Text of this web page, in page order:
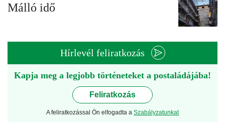
Málló idő
Hírlevél feliratkozás
Kapja meg a legjobb történeteket a postaládájába!
Feliratkozás
A feliratkozással Ön elfogadta a Szabályzatunkat